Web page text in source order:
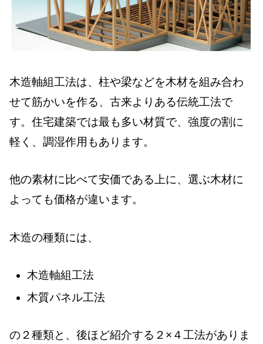
木造軸組工法は、柱や梁などを木材を組み合わ
せて筋かいを作る、古来よりある伝統工法で
す。住宅建築では最も多い材質で、強度の割に
軽く、調湿作用もあります。
他の素材に比べて安価である上に、選ぶ木材に
よっても価格が違います。
木造の種類には、
木造軸組工法
木質パネル工法
の２種類と、後ほど紹介する２×４工法がありま